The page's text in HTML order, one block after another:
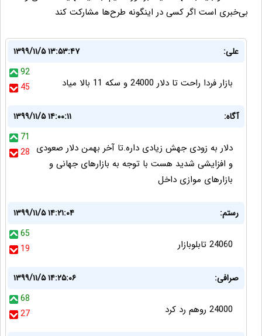
بی‌خبری است اگر کسی در اینگونه طرح‌ها مشارکت کند
علی:
۱۳۹۹/۱۱/۵ ۱۳:۵۳:۴۷
92
45
بازار فردا راحت تا دلار 24000 و سکه 11 بالا میاد
آگاه:
۱۳۹۹/۱۱/۵ ۱۴:۰۰:۱۱
71
28 دلار به زودی جهش زیادی داره.تا آخر بهمن دلار صعودی
و افزایشی شدید هست با توجه به بازارهای جهانی و
بازارهای موازی داخل
رستم:
۱۳۹۹/۱۱/۵ ۱۴:۲۱:۰۴
65
19
24060 تابلوبازار
صرافی:
۱۳۹۹/۱۱/۵ ۱۴:۲۵:۰۶
68
27
24000 روهم رد کرد